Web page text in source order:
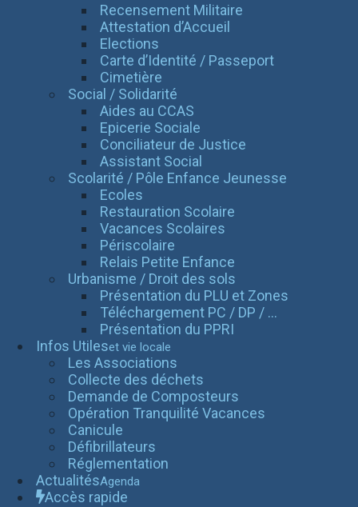
Recensement Militaire
Attestation d’Accueil
Elections
Carte d’Identité / Passeport
Cimetière
Social / Solidarité
Aides au CCAS
Epicerie Sociale
Conciliateur de Justice
Assistant Social
Scolarité / Pôle Enfance Jeunesse
Ecoles
Restauration Scolaire
Vacances Scolaires
Périscolaire
Relais Petite Enfance
Urbanisme / Droit des sols
Présentation du PLU et Zones
Téléchargement PC / DP / ...
Présentation du PPRI
Infos Utileset vie locale
Les Associations
Collecte des déchets
Demande de Composteurs
Opération Tranquilité Vacances
Canicule
Défibrillateurs
Réglementation
ActualitésAgenda
Accès rapide